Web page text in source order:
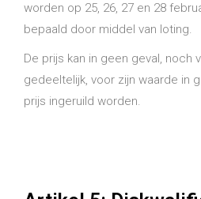
worden op 25, 26, 27 en 28
bepaald door middel van loting.
De prijs kan in geen geval, noch
gedeeltelijk, voor zijn waarde in
prijs ingeruild worden.